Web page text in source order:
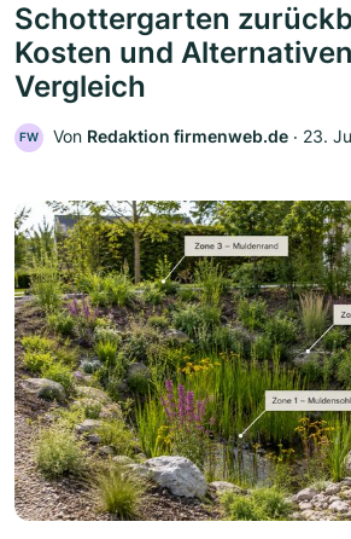
Schottergarten
Kosten und
Vergleich
FW Von Redaktion firmenweb.de ‧ 23.